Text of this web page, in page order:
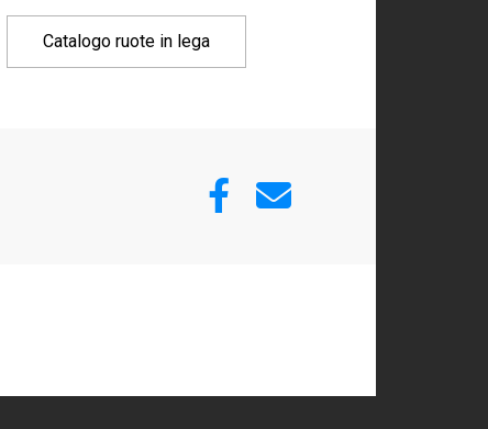
Catalogo ruote in lega